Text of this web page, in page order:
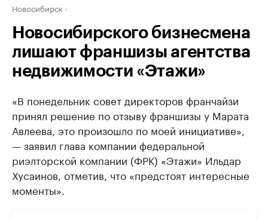
Новосибирск
Новосибирского бизнесмена
лишают франшизы агентства
недвижимости «Этажи»
«В понедельник совет директоров франчайзи
принял решение по отзыву франшизы у Марата
Авлеева, это произошло по моей инициативе»,
— заявил глава компании федеральной
риэлторской компании (ФРК) «Этажи» Ильдар
Хусаинов, отметив, что «предстоят интересные
моменты».